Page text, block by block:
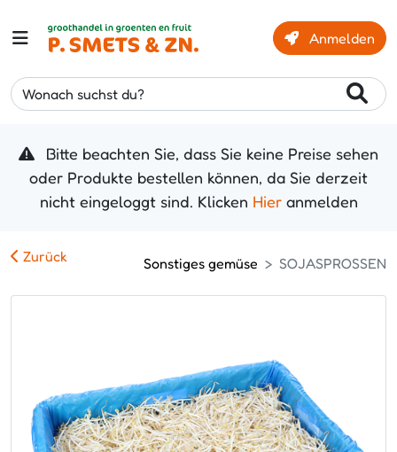
Anmelden
Wonach suchst du?
Bitte beachten Sie, dass Sie keine Preise sehen
oder Produkte bestellen können, da Sie derzeit
nicht eingeloggt sind. Klicken Hieranmelden
Zurück Sonstiges gemüse SOJASPROSSEN